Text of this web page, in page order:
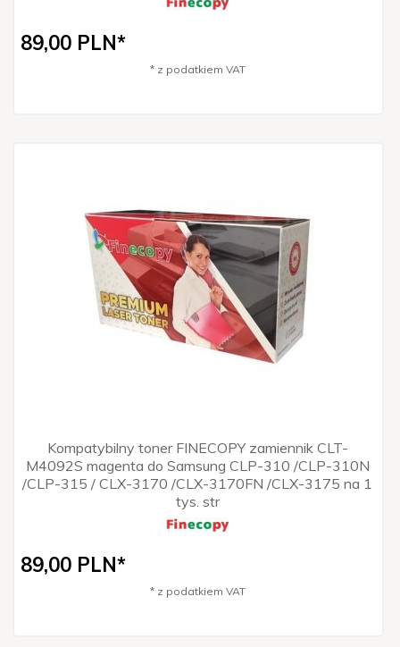
89,00 PLN*
* z podatkiem VAT
Kompatybilny toner FINECOPY zamiennik CLT-
M4092S magenta do Samsung CLP-310 /CLP-310N
/CLP-315 / CLX-3170 /CLX-3170FN /CLX-3175 na 1
tys. str
89,00 PLN*
* z podatkiem VAT